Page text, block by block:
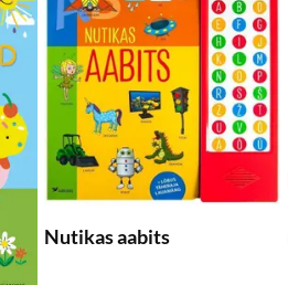
Nutikas aabits
Добавить в корзину